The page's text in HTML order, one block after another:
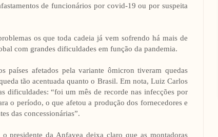
de funcionários por covid-19 ou por suspeita
os que toda cadeia já vem sofrendo há mais de
com grandes dificuldades em função da pandemia.
países afetados pela variante ômicron tiveram quedas
tão acentuada quanto o Brasil. Em nota, Luiz Carlos
dificuldades: “foi um mês de recorde nas infecções por
o período, o que afetou a produção dos fornecedores e
das concessionárias”.
presidente da Anfavea deixa claro que as montadoras